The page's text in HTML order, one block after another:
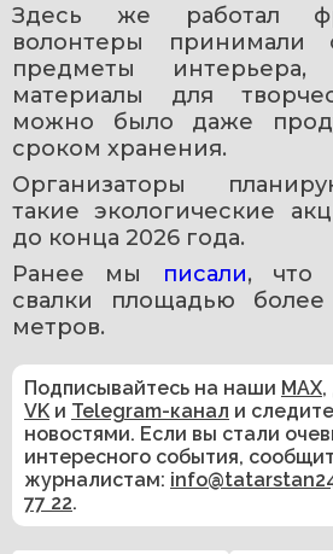
Здесь же работал
волонтеры принимали
предметы
материалы для
можно было даже
сроком хранения.
Организаторы
такие экологические
до конца 2026 года.
Ранее мы писали, что
свалки площадью
метров.
Подписывайтесь на наши MAX,
VK и Telegram-канал и
новостями. Если вы стали
интересного события,
журналистам:
77 22.